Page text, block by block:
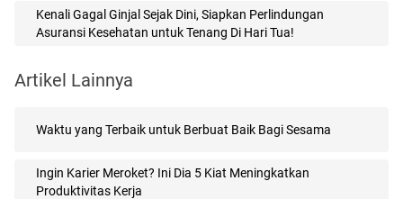
Kenali Gagal Ginjal Sejak Dini, Siapkan Perlindungan
Asuransi Kesehatan untuk Tenang Di Hari Tua!
Artikel Lainnya
Waktu yang Terbaik untuk Berbuat Baik Bagi Sesama
Ingin Karier Meroket? Ini Dia 5 Kiat Meningkatkan
Produktivitas Kerja